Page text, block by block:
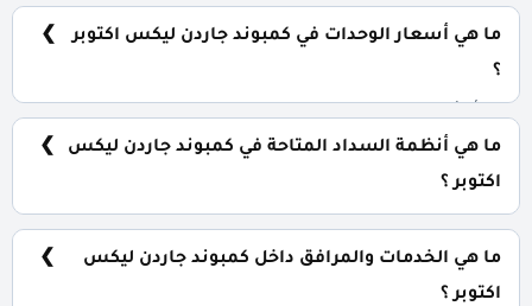
شقق سكنية: تبدأ من 105 متر² تاون هاوس: تبدأ من 215 متر²
توين هاوس: تبدأ من 242 متر² فلل مستقلة: تبدأ من 242 متر²
ما هي أسعار الوحدات في كمبوند جاردن ليكس اكتوبر
؟
والمساحة. الأسعار قابلة للتغيير حسب تطورات السوق.
ما هي أنظمة السداد المتاحة في كمبوند جاردن ليكس
اكتوبر ؟
ما هي الخدمات والمرافق داخل كمبوند جاردن ليكس
اكتوبر ؟